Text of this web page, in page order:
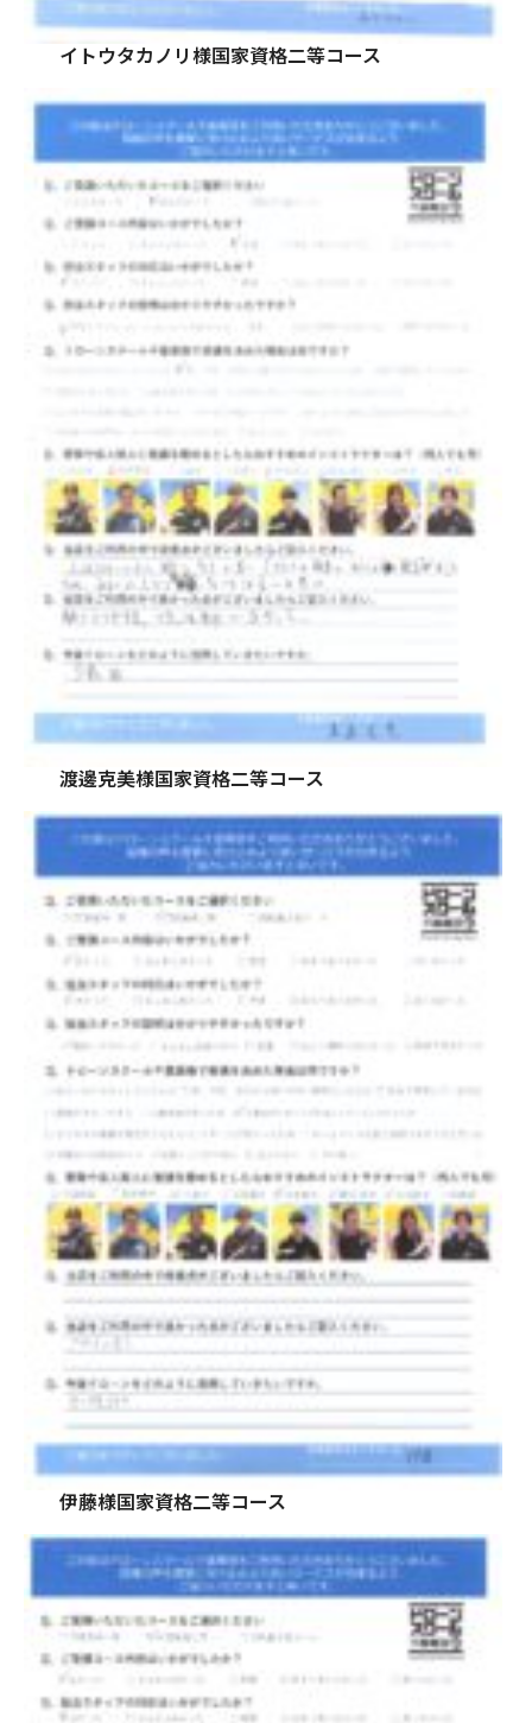
イトウタカノリ様国家資格二等コース
渡邊克美様国家資格二等コース
伊藤様国家資格二等コース